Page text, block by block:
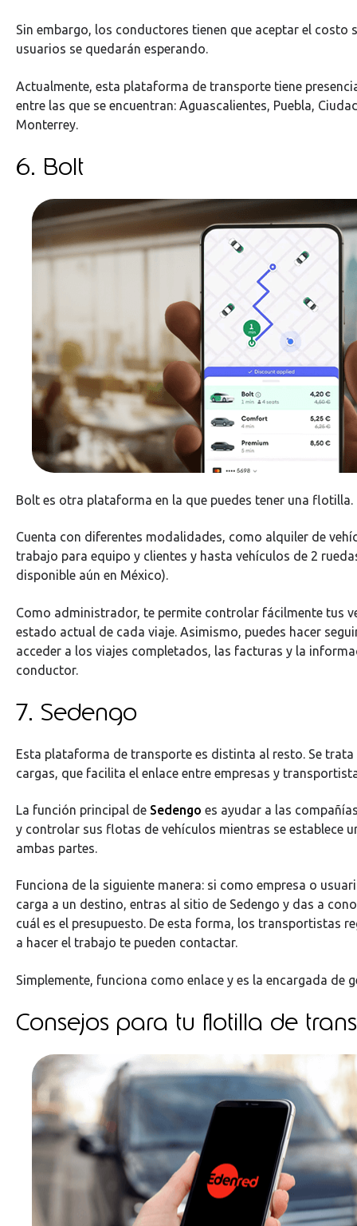
Sin embargo, los conductores tienen que aceptar el costo
usuarios se quedarán esperando.
Actualmente, esta plataforma de transporte tiene
entre las que se encuentran: Aguascalientes, Puebla,
Monterrey.
6. Bolt
Bolt es otra plataforma en la que puedes tener una flotilla.
Cuenta con diferentes modalidades, como alquiler de
trabajo para equipo y clientes y hasta vehículos de 2
disponible aún en México).
Como administrador, te permite controlar fácilmente tus
estado actual de cada viaje. Asimismo, puedes hacer
acceder a los viajes completados, las facturas y la
conductor.
7. Sedengo
Esta plataforma de transporte es distinta al resto. Se trata
cargas, que facilita el enlace entre empresas y
La función principal de Sedengo es ayudar a las
y controlar sus flotas de vehículos mientras se establece
ambas partes.
Funciona de la siguiente manera: si como empresa o
carga a un destino, entras al sitio de Sedengo y das a
cuál es el presupuesto. De esta forma, los transportistas
a hacer el trabajo te pueden contactar.
Simplemente, funciona como enlace y es la encargada de
Consejos para tu flotilla de